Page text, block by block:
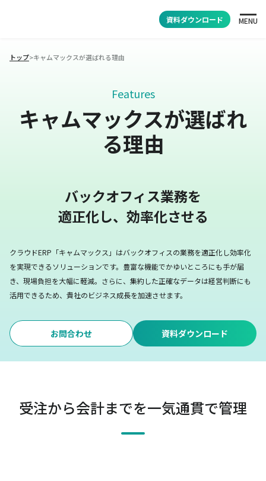
資料ダウンロード MENU
トップ>キャムマックスが選ばれる理由
Features
キャムマックスが選ばれ
る理由
バックオフィス業務を
適正化し、効率化させる
クラウドERP「キャムマックス」はバックオフィスの業務を適正化し効率化
を実現できるソリューションです。 豊富な機能でかゆいところにも手が届
き、現場負担を大幅に軽減。 さらに、集約した正確なデータは経営判断にも
活用できるため、貴社のビジネス成長を加速させます。
お問合わせ 資料ダウンロード
受注から会計までを一気通貫で管理